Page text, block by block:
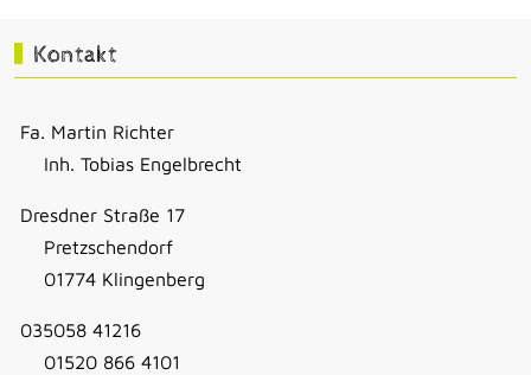
Kontakt
Fa. Martin Richter
Inh. Tobias Engelbrecht
Dresdner Straße 17
Pretzschendorf
01774 Klingenberg
035058 41216
01520 866 4101